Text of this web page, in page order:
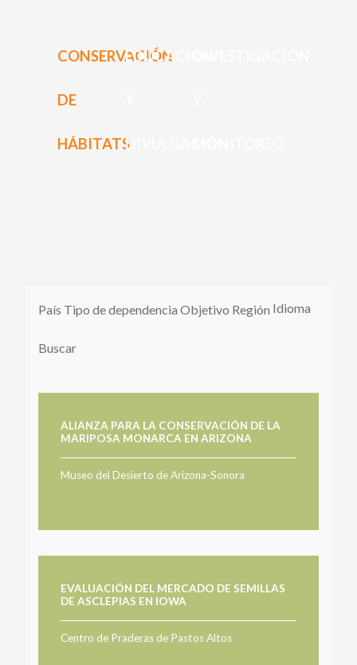
ACTÚA HOYCUÉNTANOS DE TUS PROYECTOS
ACTÚA HOY
CUÉNTANOS DE TUS PROYECTOS
CONSERVACIÓN
DE
HÁBITATS
EDUCACIÓN
DIVULGACIÓN
País Tipo de dependencia Objetivo Región Idioma
Buscar
ALIANZA PARA LA CONSERVACIÓN DE LA
MARIPOSA MONARCA EN ARIZONA
Museo del Desierto de Arizona-Sonora
EVALUACIÓN DEL MERCADO DE SEMILLAS
DE ASCLEPIAS EN IOWA
Centro de Praderas de Pastos Altos